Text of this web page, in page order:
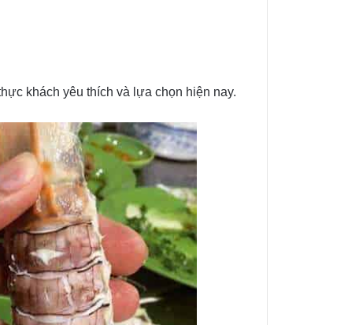
khách yêu thích và lựa chọn hiện nay.